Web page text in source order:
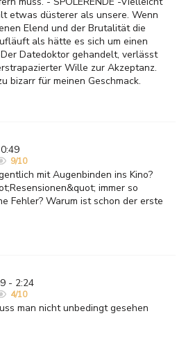
etwas düsterer als unsere. Wenn
Elend und der Brutalität die
als hätte es sich um einen
Datedoktor gehandelt, verlässt
Wille zur Akzeptanz.
bizarr für meinen Geschmack.
9/10
mit Augenbinden ins Kino?
immer so
Fehler? Warum ist schon der erste
- 2:24
4/10
man nicht unbedingt gesehen